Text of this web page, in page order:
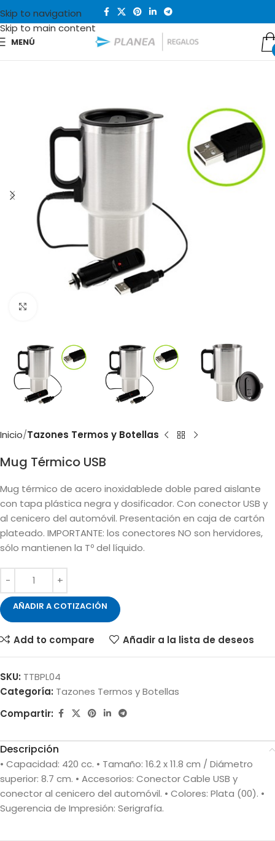
Skip to navigation
Skip to main content
MENÚ
Inicio Tazones Termos y Botellas
Mug Térmico USB
Mug térmico de acero inoxidablede doble pared aislante
con tapa plástica negra y dosificador. Con conector USB y
al cenicero del automóvil. Presentación en caja de cartón
plateado. IMPORTANTE: los conectores NO son hervidores,
sólo mantienen la Tº del líquido.
AÑADIR A COTIZACIÓN
Add to compare Añadir a la lista de deseos
SKU: TTBPL04
Categoría: Tazones Termos y Botellas
Compartir:
Descripción
• Capacidad: 420 cc. • Tamaño: 16.2 x 11.8 cm / Diámetro
superior: 8.7 cm. • Accesorios: Conector Cable USB y
conector al cenicero del automóvil. • Colores: Plata (00). •
Sugerencia de Impresión: Serigrafía.